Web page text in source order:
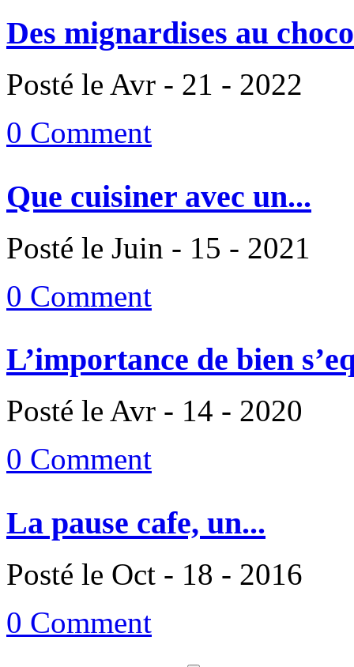
Des mignardises au
Posté le Avr - 21 - 2022
0 Comment
Que cuisiner avec un...
Posté le Juin - 15 - 2021
0 Comment
L’importance de bien
Posté le Avr - 14 - 2020
0 Comment
La pause cafe, un...
Posté le Oct - 18 - 2016
0 Comment